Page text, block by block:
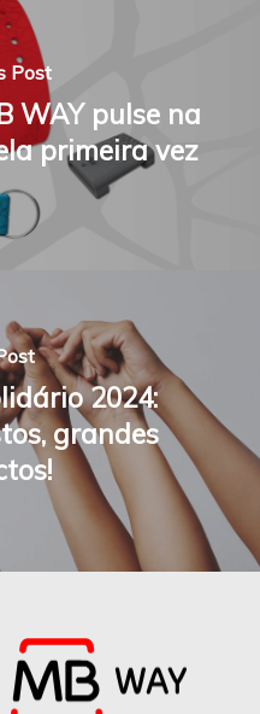
Post
WAY pulse na
primeira vez
2024:
grandes